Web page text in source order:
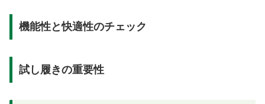
機能性と快適性のチェック
試し履きの重要性